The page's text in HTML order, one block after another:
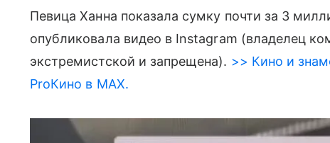
Певица Ханна показала сумку почти за 3
опубликовала видео в Instagram (владелец
экстремистской и запрещена). >> Кино и
ProКино в MAX.